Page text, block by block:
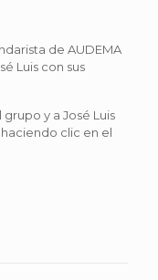
de AUDEMA
Luis con sus
y a José Luis
clic en el